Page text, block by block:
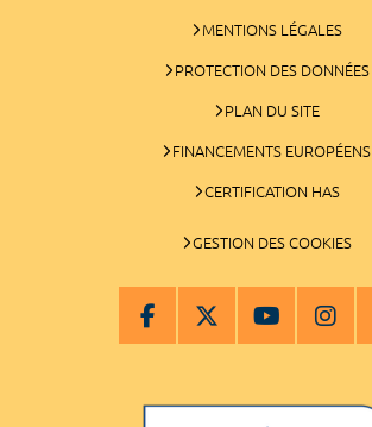
MENTIONS LÉGALES
PROTECTION DES DONNÉES
PLAN DU SITE
FINANCEMENTS EUROPÉENS
CERTIFICATION HAS
GESTION DES COOKIES